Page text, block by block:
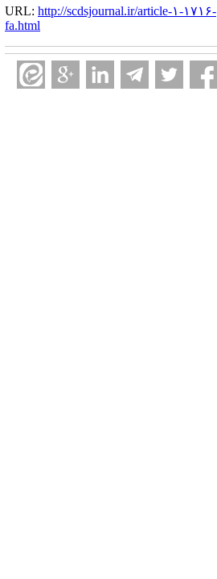
URL: http://scdsjournal.ir/article-۱-۱۷۱۶-
fa.html